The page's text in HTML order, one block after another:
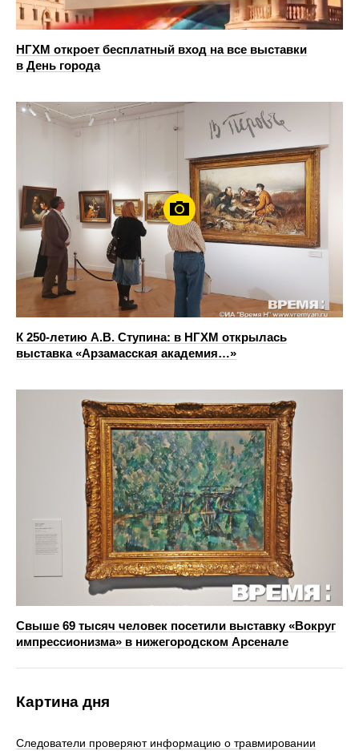
НГХМ откроет бесплатный вход на все выставки
в День города
К 250-летию А.В. Ступина: в НГХМ открылась
выставка «Арзамасская академия…»
Свыше 69 тысяч человек посетили выставку «Вокруг
импрессионизма» в нижегородском Арсенале
Картина дня
Следователи проверяют информацию о травмировании